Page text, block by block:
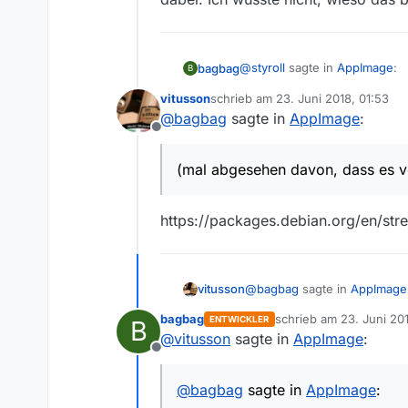
B bagbag@styroll sagte in AppImage:
was gegen das
Außer mehr Aufwand nichts.
Ersatz für die
einfacherNutzer bist. DAUs
oder Softonic oder …
Offline
vitussonschrieb am 23. Juni 2018, 01:53
zuletzt editiert von
@bagbag sagte in AppImage:
(mal abgesehen davon, dass es
https://packages.debian.org/en/
vitusson@bagbag sagte in AppImage
(mal abgesehen davon,
https://
B
Offline
bagbag ENTWICKLER schrieb am 23. Juni
zuletzt editiert von
@vitusson sagte in AppImage:
@bagbag sagte in AppImage: